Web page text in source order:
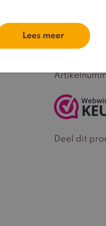
Supplement
Skin Active
Deel dit
Lees meer